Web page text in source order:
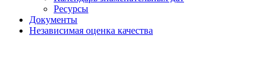
Ресурсы
Документы
Независимая оценка качества